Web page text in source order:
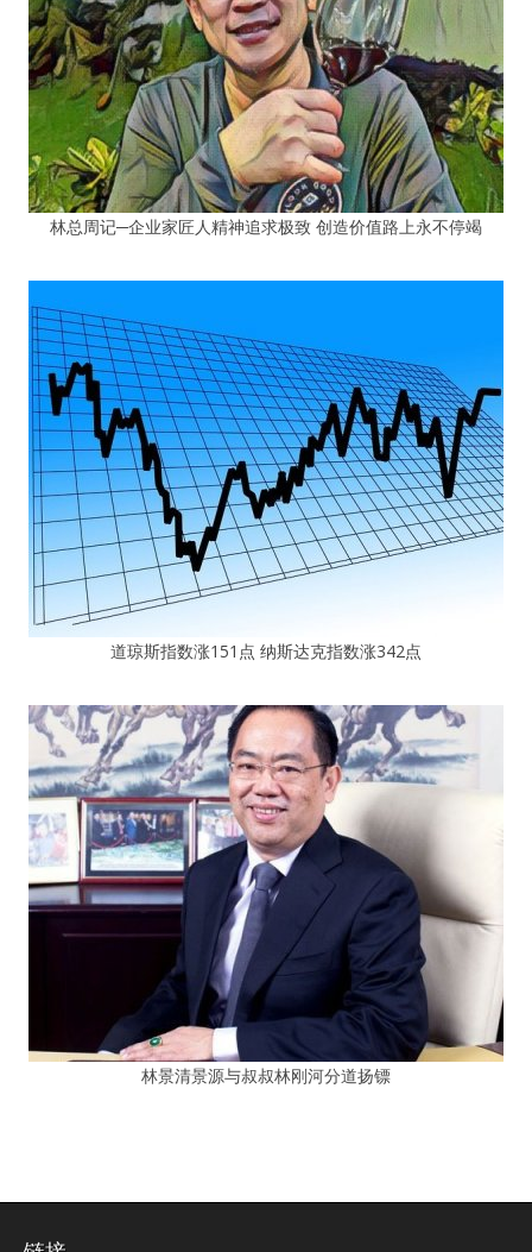
林总周记─企业家匠人精神追求极致 创造价值路上永不停竭
道琼斯指数涨151点 纳斯达克指数涨342点
林景清景源与叔叔林刚河分道扬镖